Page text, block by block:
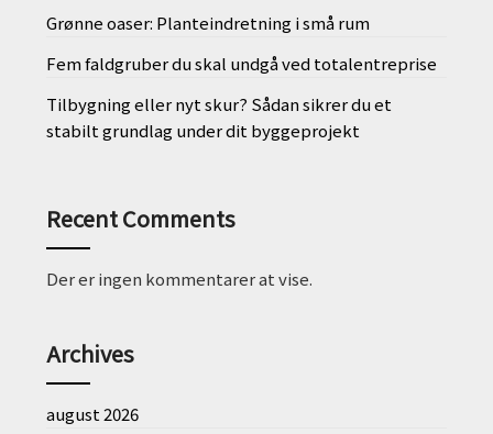
Grønne oaser: Planteindretning i små rum
Fem faldgruber du skal undgå ved totalentreprise
Tilbygning eller nyt skur? Sådan sikrer du et
stabilt grundlag under dit byggeprojekt
Recent Comments
Der er ingen kommentarer at vise.
Archives
august 2026